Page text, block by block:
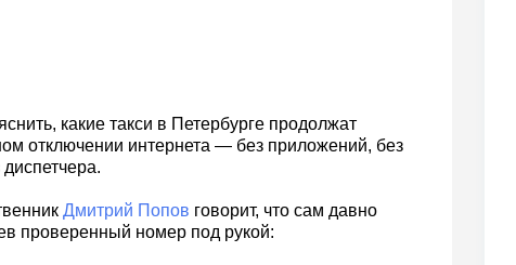
какие такси в Петербурге продолжат
отключении интернета — без приложений, без
диспетчера.
Дмитрий Попов говорит, что сам давно
проверенный номер под рукой: